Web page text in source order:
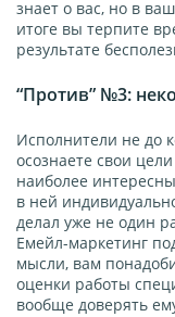
знает о вас, но в
итоге вы терпите
результате
“Против” №3:
Исполнители не до
осознаете свои
наиболее
в ней
делал уже не один
Емейл-маркетинг
мысли, вам
оценки работы
вообще доверять